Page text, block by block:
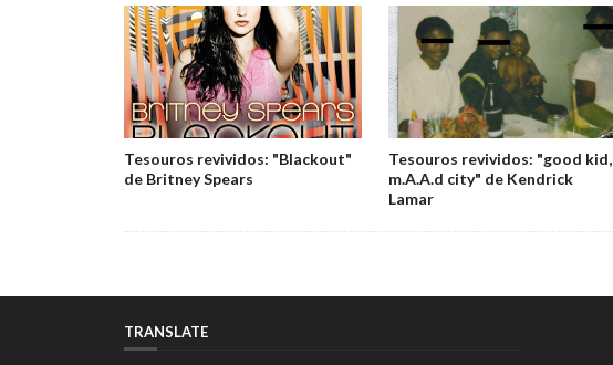
Tesouros revividos: "Blackout"
de Britney Spears
Tesouros revividos: "good kid,
m.A.A.d city" de Kendrick
Lamar
TRANSLATE